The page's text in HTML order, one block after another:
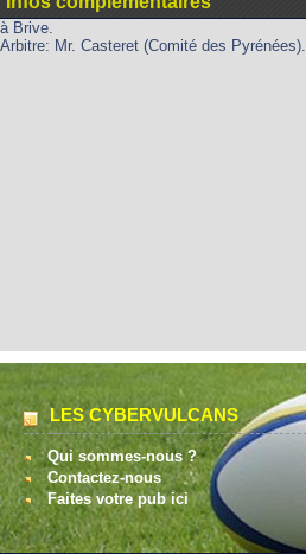
à Brive.
Arbitre: Mr. Casteret (Comité des Pyrénées).
LES CYBERVULCANS
Qui sommes-nous ?
Contactez-nous
Faites votre pub ici